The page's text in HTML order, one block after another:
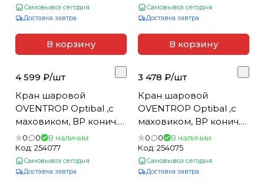
Самовывоз сегодня
Доставка завтра
В корзину
Самовывоз сегодня
Доставка завтра
В корзину
4 599 ₽/шт
Кран шаровой
OVENTROP Optibal ,с
маховиком, ВР конич.
уплотн. с НГ 3/4 (10)
0 0
В наличии
Код: 254077
Самовывоз сегодня
Доставка завтра
3 478 ₽/шт
Кран шаровой
OVENTROP Optibal ,с
маховиком, ВР конич.
уплотн. с НГ 1/2
0 0
В наличии
Код: 254075
Самовывоз сегодня
Доставка завтра